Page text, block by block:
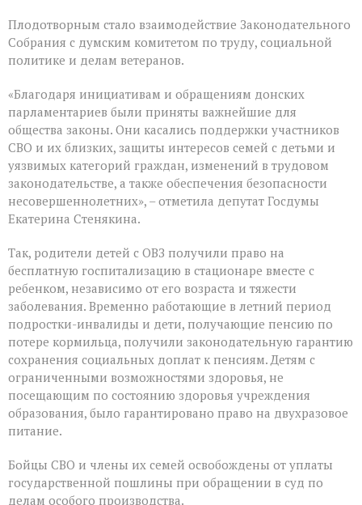
Плодотворным стало взаимодействие Законодательного
Собрания с думским комитетом по труду, социальной
политике и делам ветеранов.
«Благодаря инициативам и обращениям донских
парламентариев были приняты важнейшие для
общества законы. Они касались поддержки участников
СВО и их близких, защиты интересов семей с детьми и
уязвимых категорий граждан, изменений в трудовом
законодательстве, а также обеспечения безопасности
несовершеннолетних», – отметила депутат Госдумы
Екатерина Стенякина.
Так, родители детей с ОВЗ получили право на
бесплатную госпитализацию в стационаре вместе с
ребенком, независимо от его возраста и тяжести
заболевания. Временно работающие в летний период
подростки-инвалиды и дети, получающие пенсию по
потере кормильца, получили законодательную гарантию
сохранения социальных доплат к пенсиям. Детям с
ограниченными возможностями здоровья, не
посещающим по состоянию здоровья учреждения
образования, было гарантировано право на двухразовое
питание.
Бойцы СВО и члены их семей освобождены от уплаты
государственной пошлины при обращении в суд по
делам особого производства.